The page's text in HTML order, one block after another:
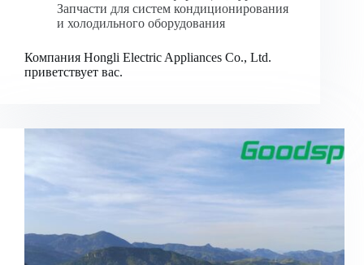
Запчасти для систем кондиционирования
и холодильного оборудования
Компания Hongli Electric Appliances Co., Ltd.
приветствует вас.